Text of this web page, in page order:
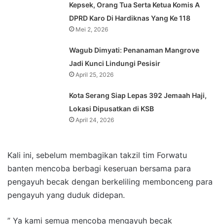
Kepsek, Orang Tua Serta Ketua Komis A
DPRD Karo Di Hardiknas Yang Ke 118
Mei 2, 2026
Wagub Dimyati: Penanaman Mangrove
Jadi Kunci Lindungi Pesisir
April 25, 2026
Kota Serang Siap Lepas 392 Jemaah Haji,
Lokasi Dipusatkan di KSB
April 24, 2026
Kali ini, sebelum membagikan takzil tim Forwatu
banten mencoba berbagi keseruan bersama para
pengayuh becak dengan berkeliling membonceng para
pengayuh yang duduk didepan.
” Ya kami semua mencoba mengayuh becak